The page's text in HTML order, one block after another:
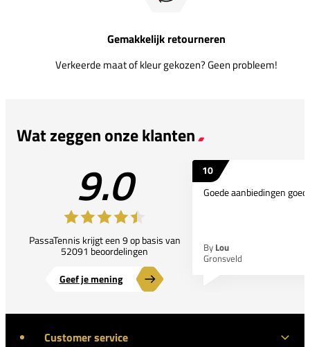
Gemakkelijk retourneren
Verkeerde maat of kleur gekozen? Geen probleem!
Wat zeggen onze klanten
9.0
PassaTennis krijgt een 9 op basis van
52091 beoordelingen
Geef je mening
10
Goede aanbiedingen
By Lou
Gronsveld
Customer service